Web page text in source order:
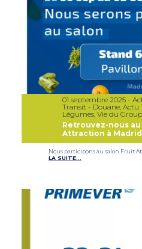
01 septembre 2025 -
Transit - Douane,
Légumes, Vie du
Retrouvez-nous
Attraction à Madrid
Nous participons au salon Fruit
LA SUITE…